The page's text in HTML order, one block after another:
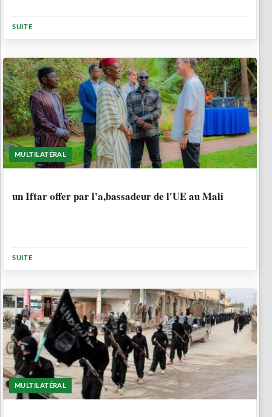
SUITE
MULTILATÉRAL
un Iftar offer par l'a,bassadeur de l'UE au Mali
SUITE
MULTILATÉRAL